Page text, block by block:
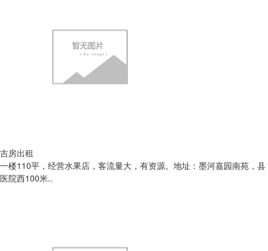
吉房出租
一楼110平，经营水果店，客流量大，有资源。地址：墨河嘉园南苑，县
医院西100米..